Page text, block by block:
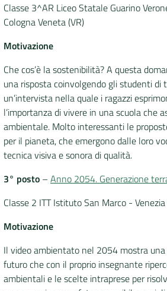
Classe 3^AR Liceo Statale Guarino
Cologna Veneta (VR)
Motivazione
Che cos’è la sostenibilità? A questa
una risposta coinvolgendo gli studenti di
un’intervista nella quale i ragazzi
l’importanza di vivere in una scuola che
ambientale. Molto interessanti le
per il pianeta, che emergono dalle loro
tecnica visiva e sonora di qualità.
3° posto – Anno 2054. Generazione
Classe 2 ITT Istituto San Marco -
Motivazione
Il video ambientato nel 2054 mostra
futuro che con il proprio insegnante
ambientali e le scelte intraprese per